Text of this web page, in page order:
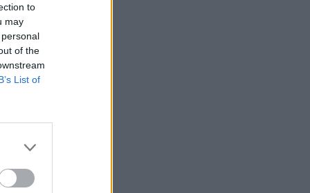
to
may
of the
List of